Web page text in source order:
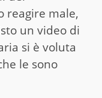
reagire male,
un video di
si è voluta
le sono